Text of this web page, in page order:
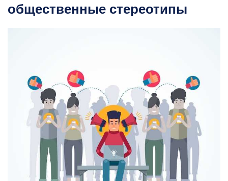
общественные стереотипы